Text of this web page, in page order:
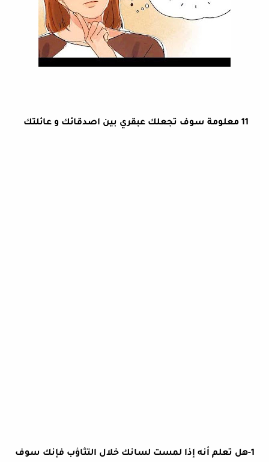
11 معلومة سوف تجعلك عبقري بين اصدقائك و عائلتك
1-هل تعلم أنه إذا لمست لسانك خلال التثاؤب فإنك سوف